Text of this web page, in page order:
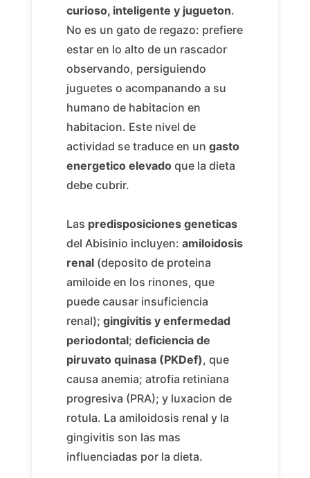
curioso, inteligente y jugueton.
No es un gato de regazo: prefiere
estar en lo alto de un rascador
observando, persiguiendo
juguetes o acompanando a su
humano de habitacion en
habitacion. Este nivel de
actividad se traduce en un gasto
energetico elevadoque la dieta
debe cubrir.
Las predisposiciones geneticas
del Abisinio incluyen: amiloidosis
renal(deposito de proteina
amiloide en los rinones, que
puede causar insuficiencia
renal); gingivitis y enfermedad
periodontal; deficiencia de
piruvato quinasa (PKDef), que
causa anemia; atrofia retiniana
progresiva (PRA); y luxacion de
rotula. La amiloidosis renal y la
gingivitis son las mas
influenciadas por la dieta.